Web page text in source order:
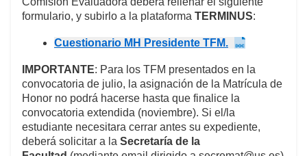
formulario, y subirlo a la plataforma TERMINUS:
Cuestionario MH Presidente TFM.
IMPORTANTE: Para los TFM presentados en la
convocatoria de julio, la asignación de la Matrícula de
Honor no podrá hacerse hasta que finalice la
convocatoria extendida (noviembre). Si el/la
estudiante necesitara cerrar antes su expediente,
deberá solicitar a la Secretaría de la